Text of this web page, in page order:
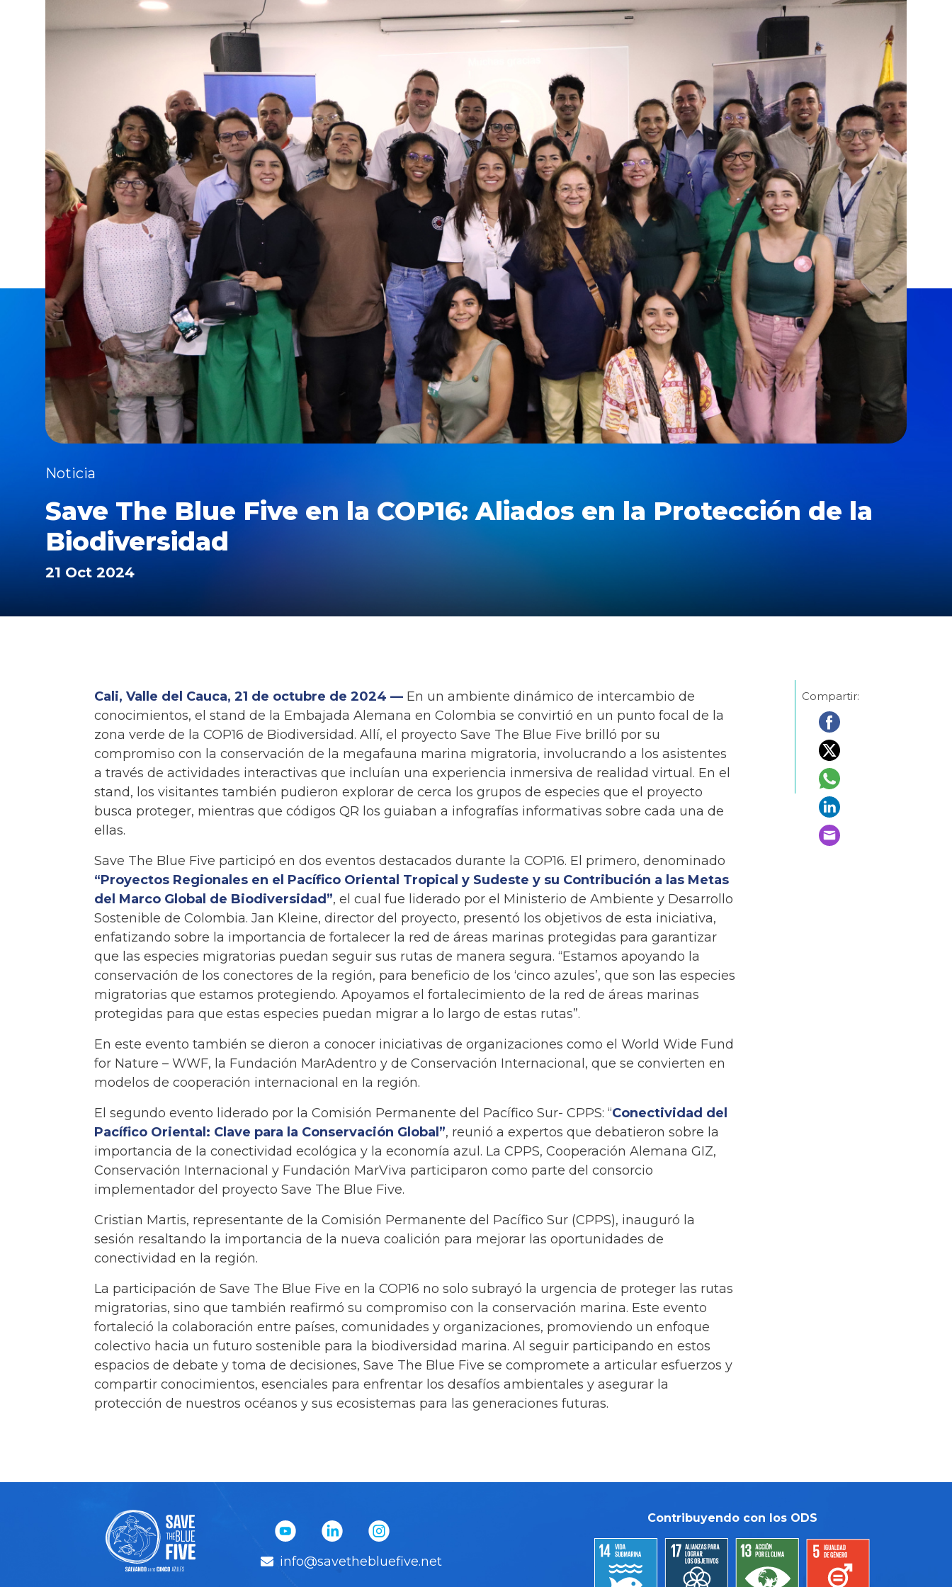
Noticia
Save The Blue Five en la COP16: Aliados en la Protección de la
Biodiversidad
21 Oct 2024
Cali, Valle del Cauca, 21 de octubre de 2024 —En un ambiente dinámico de intercambio de
conocimientos, el stand de la Embajada Alemana en Colombia se convirtió en un punto focal de la
zona verde de la COP16 de Biodiversidad. Allí, el proyecto Save The Blue Five brilló por su
compromiso con la conservación de la megafauna marina migratoria, involucrando a los asistentes
a través de actividades interactivas que incluían una experiencia inmersiva de realidad virtual. En el
stand, los visitantes también pudieron explorar de cerca los grupos de especies que el proyecto
busca proteger, mientras que códigos QR los guiaban a infografías informativas sobre cada una de
ellas.
Save The Blue Five participó en dos eventos destacados durante la COP16. El primero, denominado
“Proyectos Regionales en el Pacífico Oriental Tropical y Sudeste y su Contribución a las Metas
del Marco Global de Biodiversidad”, el cual fue liderado por el Ministerio de Ambiente y Desarrollo
Sostenible de Colombia. Jan Kleine, director del proyecto, presentó los objetivos de esta iniciativa,
enfatizando sobre la importancia de fortalecer la red de áreas marinas protegidas para garantizar
que las especies migratorias puedan seguir sus rutas de manera segura. “Estamos apoyando la
conservación de los conectores de la región, para beneficio de los ‘cinco azules’, que son las especies
migratorias que estamos protegiendo. Apoyamos el fortalecimiento de la red de áreas marinas
protegidas para que estas especies puedan migrar a lo largo de estas rutas”.
En este evento también se dieron a conocer iniciativas de organizaciones como el World Wide Fund
for Nature – WWF, la Fundación MarAdentro y de Conservación Internacional, que se convierten en
modelos de cooperación internacional en la región.
El segundo evento liderado por la Comisión Permanente del Pacífico Sur- CPPS: “Conectividad del
Pacífico Oriental: Clave para la Conservación Global”, reunió a expertos que debatieron sobre la
importancia de la conectividad ecológica y la economía azul. La CPPS, Cooperación Alemana GIZ,
Conservación Internacional y Fundación MarViva participaron como parte del consorcio
implementador del proyecto Save The Blue Five.
Cristian Martis, representante de la Comisión Permanente del Pacífico Sur (CPPS), inauguró la
sesión resaltando la importancia de la nueva coalición para mejorar las oportunidades de
conectividad en la región.
La participación de Save The Blue Five en la COP16 no solo subrayó la urgencia de proteger las rutas
migratorias, sino que también reafirmó su compromiso con la conservación marina. Este evento
fortaleció la colaboración entre países, comunidades y organizaciones, promoviendo un enfoque
colectivo hacia un futuro sostenible para la biodiversidad marina. Al seguir participando en estos
espacios de debate y toma de decisiones, Save The Blue Five se compromete a articular esfuerzos y
compartir conocimientos, esenciales para enfrentar los desafíos ambientales y asegurar la
protección de nuestros océanos y sus ecosistemas para las generaciones futuras.
Compartir:
info@savethebluefive.net
Contribuyendo con los ODS